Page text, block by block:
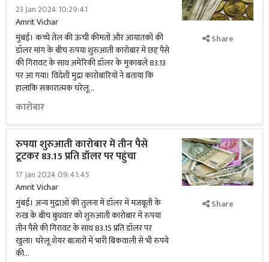
23 Jan 2024 10:29:41
Amrit Vichar
मुंबई। कच्चे तेल की ऊंची कीमतों और आयातकों की
डॉलर मांग के बीच रुपया शुरुआती कारोबार में छह पैसे
की गिरावट के साथ अमेरिकी डॉलर के मुकाबले 83.13
पर आ गया। विदेशी मुद्रा कारोबारियों ने बताया कि
हालांकि सकारात्मक घरेलू...
कारोबार
Share
रुपया शुरुआती कारोबार में तीन पैसे
टूटकर 83.15 प्रति डॉलर पर पहुंचा
17 Jan 2024 09:41:45
Amrit Vichar
मुंबई। अन्य मुद्राओं की तुलना में डॉलर में मजबूती के
रुख के बीच बुधवार को शुरुआती कारोबार में रुपया
तीन पैसे की गिरावट के साथ 83.15 प्रति डॉलर पर
खुला। घरेलू शेयर बाजारों में भारी बिकवाली से भी रुपये
की...
Share